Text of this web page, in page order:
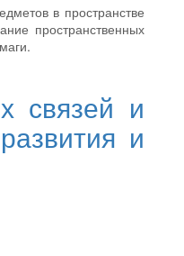
в пространстве
пространственных
связей и
и